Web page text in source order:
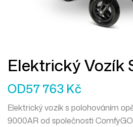
Elektrický Vozík
Sklápěním
MAJESTIC IQ-
OD57 763 Kč
Elektrický vozík s polohováním
9000AR od společnosti